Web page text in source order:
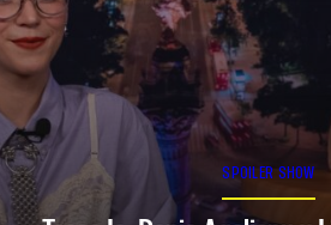
SPOILER SHOW